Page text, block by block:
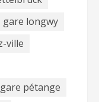
gare longwy
ville
gare pétange